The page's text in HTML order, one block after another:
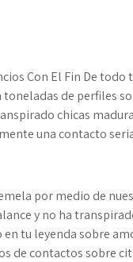
Con El Fin De todo
toneladas de perfiles
chicas
una contacto
por medio de
y no ha
en tu leyenda sobre
de contactos sobre